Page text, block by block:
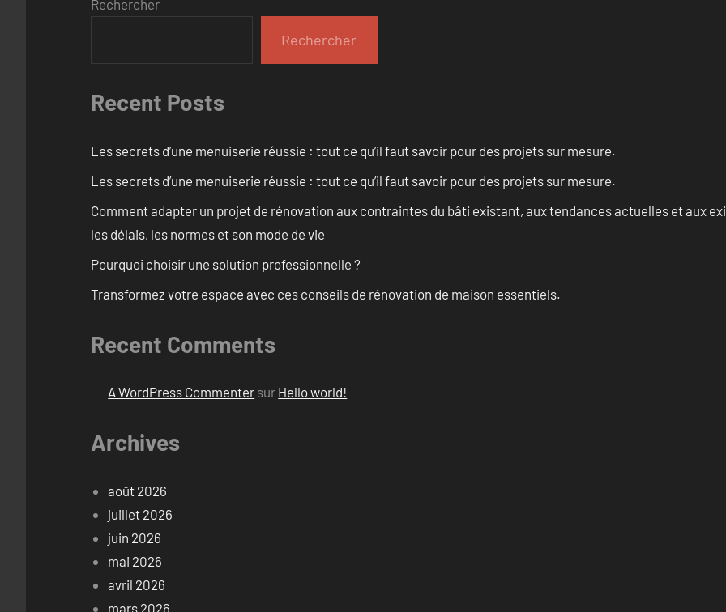
Rechercher
Rechercher
Recent Posts
Les secrets d’une menuiserie réussie : tout ce qu’il faut savoir pour des projets sur mesure.
Les secrets d’une menuiserie réussie : tout ce qu’il faut savoir pour des projets sur mesure.
Comment adapter un projet de rénovation aux contraintes du bâti existant, aux tendances actuelles et aux
les délais, les normes et son mode de vie
Pourquoi choisir une solution professionnelle ?
Transformez votre espace avec ces conseils de rénovation de maison essentiels.
Recent Comments
A WordPress Commenter sur Hello world!
Archives
août 2026
juillet 2026
juin 2026
mai 2026
avril 2026
mars 2026